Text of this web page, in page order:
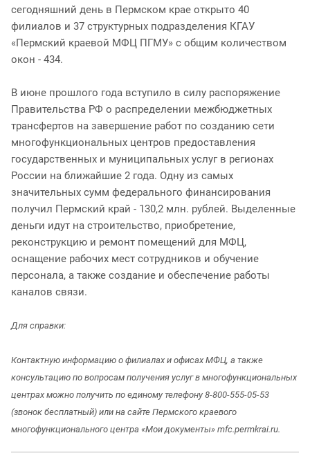
сегодняшний день в Пермском крае открыто 40
филиалов и 37 структурных подразделения КГАУ
«Пермский краевой МФЦ ПГМУ» с общим количеством
окон - 434.
В июне прошлого года вступило в силу распоряжение
Правительства РФ о распределении межбюджетных
трансфертов на завершение работ по созданию сети
многофункциональных центров предоставления
государственных и муниципальных услуг в регионах
России на ближайшие 2 года. Одну из самых
значительных сумм федерального финансирования
получил Пермский край - 130,2 млн. рублей. Выделенные
деньги идут на строительство, приобретение,
реконструкцию и ремонт помещений для МФЦ,
оснащение рабочих мест сотрудников и обучение
персонала, а также создание и обеспечение работы
каналов связи.
Для справки:
Контактную информацию о филиалах и офисах МФЦ, а также
консультацию по вопросам получения услуг в многофункциональных
центрах можно получить по единому телефону 8-800-555-05-53
(звонок бесплатный) или на сайте Пермского краевого
многофункционального центра «Мои документы» mfc.permkrai.ru.